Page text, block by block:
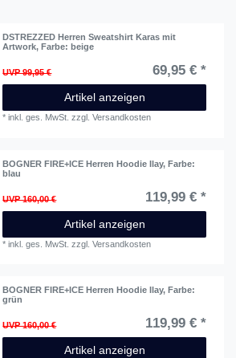
DSTREZZED Herren Sweatshirt Karas mit
Artwork, Farbe: beige
UVP 99,95 € 69,95 € *
Artikel anzeigen
*inkl. ges. MwSt. zzgl.Versandkosten
BOGNER FIRE+ICE Herren Hoodie Ilay, Farbe:
blau
UVP 160,00 € 119,99 € *
Artikel anzeigen
*inkl. ges. MwSt. zzgl.Versandkosten
BOGNER FIRE+ICE Herren Hoodie Ilay, Farbe:
grün
UVP 160,00 € 119,99 € *
Artikel anzeigen